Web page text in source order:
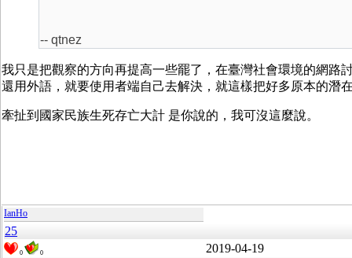
-- qtnez
我只是把觀察的方向再提高一些罷了，在臺灣社會環境的網路
還用外語，就要使用者端自己去解決，就這樣把好多原本的潛
牽扯到國家民族生死存亡大計 是你說的，我可沒這麼說。
IanHo
25
0 0 2019-04-19